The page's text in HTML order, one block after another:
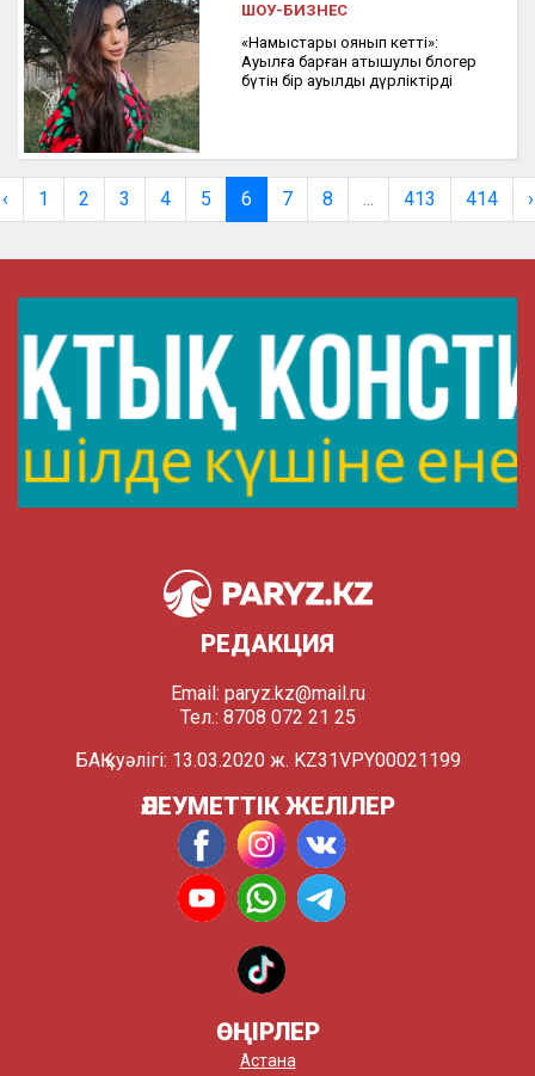
ШОУ-БИЗНЕС
«Намыстары оянып кетті»:
Ауылға барған атышулы блогер
бүтін бір ауылды дүрліктірді
‹ 1 2 3 4 5 6 7 8 ... 413 414 ›
РЕДАКЦИЯ
Email: paryz.kz@mail.ru
Тел.: 8708 072 21 25
БАҚ куәлігі: 13.03.2020 ж. KZ31VPY00021199
ӘЛЕУМЕТТІК ЖЕЛІЛЕР
ӨҢІРЛЕР
Астана